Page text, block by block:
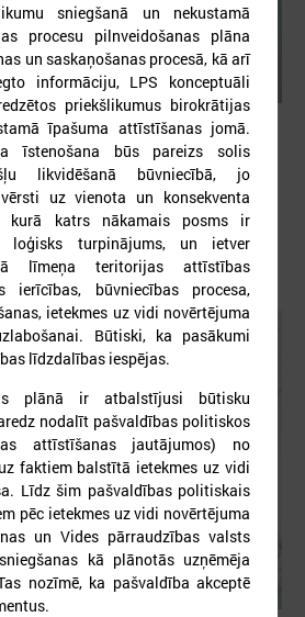
patvertņu problemātiku
risinājumiem
problemātiku Latvijā un iespējamiem
sniegšanā un nekustamā
procesu pilnveidošanas plāna
un saskaņošanas procesā, kā arī
informāciju, LPS konceptuāli
priekšlikumus birokrātijas
īpašuma attīstīšanas jomā.
īstenošana būs pareizs solis
likvidēšanā būvniecībā, jo
uz vienota un konsekventa
kurā katrs nākamais posms ir
loģisks turpinājums, un ietver
līmeņa teritorijas attīstības
ierīcības, būvniecības procesa,
ietekmes uz vidi novērtējuma
Būtiski, ka pasākumi
līdzdalības iespējas.
plānā ir atbalstījusi būtisku
nodalīt pašvaldības politiskos
attīstīšanas jautājumos) no
faktiem balstītā ietekmes uz vidi
Līdz šim pašvaldības politiskais
pēc ietekmes uz vidi novērtējuma
un Vides pārraudzības valsts
kā plānotās uzņēmēja
nozīmē, ka pašvaldība akceptē